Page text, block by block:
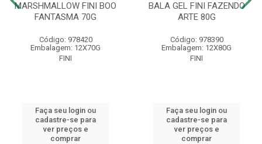
MARSHMALLOW FINI BOO
FANTASMA 70G
Código: 978420
Embalagem: 12X70G
FINI
Faça seu login ou
cadastre-se para
ver preços e
comprar
BALA GEL FINI FAZENDO
ARTE 80G
Código: 978390
Embalagem: 12X80G
FINI
Faça seu login ou
cadastre-se para
ver preços e
comprar